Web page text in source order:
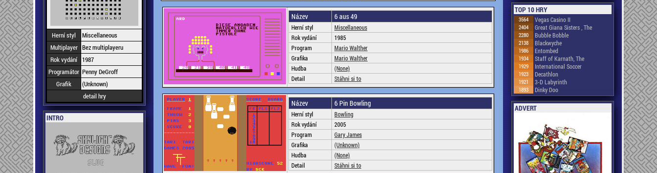
Herní styl
Miscellaneous
Multiplayer Bez multiplayeru
Rok vydání
1987
Programátor Penny DeGroff
Grafik
(Unknown)
detail hry
INTRO
Název 6 aus 49
Herní styl
Miscellaneous
Rok vydání
1985
Program
Mario Walther
Grafika
Mario Walther
Hudba
(None)
Detail
Stáhni si to
Název 6 Pin Bowling
Herní styl
Bowling
Rok vydání
2005
Program
Gary James
Grafika
(Unknown)
Hudba
(None)
Detail
Stáhni si to
TOP 10 HRY
3564 Vegas Casino II
2404 Great Giana Sisters , The
2280 Bubble Bobble
2138 Blackwyche
1986 Entombed
1934 Staff of Karnath, The
1929 International Soccer
1923 Decathlon
1921 3-D Labyrinth
1893 Dinky Doo
ADVERT